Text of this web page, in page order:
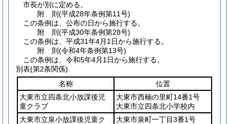
市長が別に定める。
附 則(平成28年条例第11号)
この条例は、公布の日から施行する。
附 則(平成30年条例第28号)
この条例は、平成31年4月1日から施行する。
附 則(令和4年条例第13号)
この条例は、令和5年4月1日から施行する。
別表(第2条関係)
名称
位置
大東市立四条北小放課後児
童クラブ
大東市西楠の里町14番1号
大東市立四条北小学校内
大東市立泉小放課後児童ク
大東市泉町一丁目3番1号